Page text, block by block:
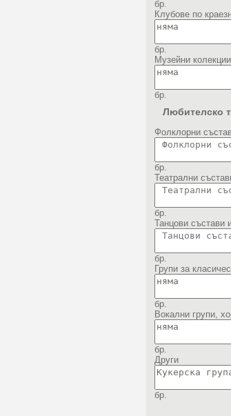
бр.
Клубове по
бр.
Музейни колекции
бр.
Любителско
Фолклорни
бр.
Театрални
бр.
Танцови състави
бр.
Групи за
бр.
Вокални групи,
бр.
Други
бр.